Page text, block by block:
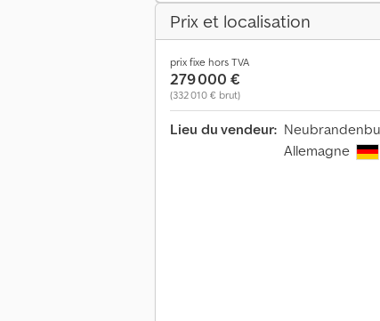
Prix et localisation
prix fixe hors TVA
279 000 €
(332 010 € brut)
Lieu du vendeur:
Allemagne